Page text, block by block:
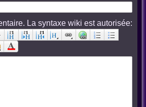
La syntaxe wiki est autorisée: